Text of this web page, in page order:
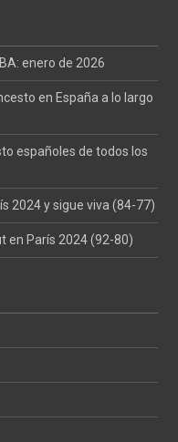
enero de 2026
en España a lo largo
españoles de todos los
2024 y sigue viva (84-77)
en París 2024 (92-80)